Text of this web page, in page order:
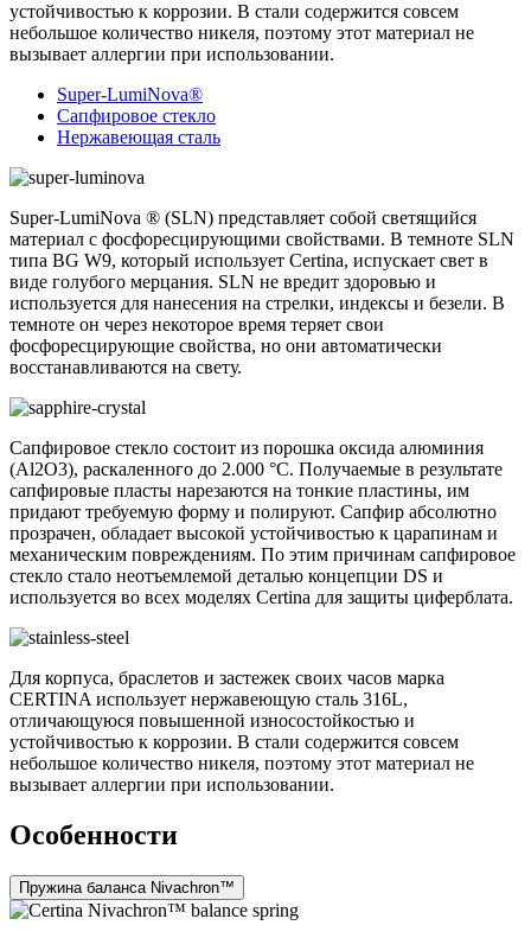
устойчивостью к коррозии. В стали содержится совсем
небольшое количество никеля, поэтому этот материал не
вызывает аллергии при использовании.
Super-LumiNova®
Сапфировое стекло
Нержавеющая сталь
Super-LumiNova ® (SLN) представляет собой cветящийся
материал с фосфоресцирующими свойствами. В темноте SLN
типа BG W9, который использует Certina, испускает свет в
виде голубого мерцания. SLN не вредит здоровью и
используется для нанесения на стрелки, индексы и безели. В
темноте он через некоторое время теряет свои
фосфоресцирующие свойства, но они автоматически
восстанавливаются на свету.
Сапфировое стекло состоит из порошка оксида алюминия
(Al2O3), раскаленного до 2.000 °C. Получаемые в результате
сапфировые пласты нарезаются на тонкие пластины, им
придают требуемую форму и полируют. Сапфир абсолютно
прозрачен, обладает высокой устойчивостью к царапинам и
механическим повреждениям. По этим причинам сапфировое
стекло стало неотъемлемой деталью концепции DS и
используется во всех моделях Certina для защиты циферблата.
Для корпуса, браслетов и застежек своих часов марка
CERTINA использует нержавеющую сталь 316L,
отличающуюся повышенной износостойкостью и
устойчивостью к коррозии. В стали содержится совсем
небольшое количество никеля, поэтому этот материал не
вызывает аллергии при использовании.
Особенности
Пружина баланса Nivachron™